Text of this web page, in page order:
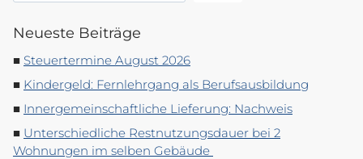
Neueste Beiträge
Steuertermine August 2026
Kindergeld: Fernlehrgang als Berufsausbildung
Innergemeinschaftliche Lieferung: Nachweis
Unterschiedliche Restnutzungsdauer bei 2
Wohnungen im selben Gebäude